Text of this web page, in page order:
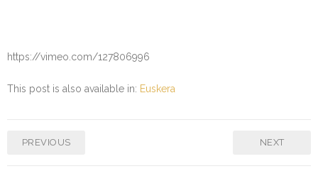
https://vimeo.com/127806996
This post is also available in: Euskera
PREVIOUS NEXT